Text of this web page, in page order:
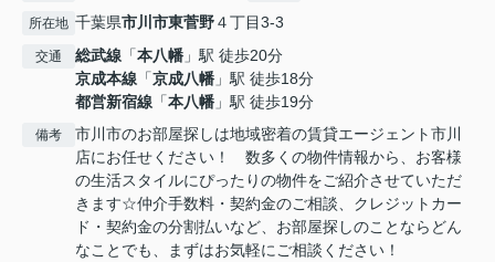
所在地 千葉県市川市東菅野４丁目3-3
交通 総武線 「本八幡 」駅 徒歩20分
京成本線 「京成八幡 」駅 徒歩18分
都営新宿線 「本八幡 」駅 徒歩19分
備考
市川市のお部屋探しは地域密着の賃貸エージェント市川
店にお任せください！ 数多くの物件情報から、お客様
の生活スタイルにぴったりの物件をご紹介させていただ
きます☆仲介手数料・契約金のご相談、クレジットカー
ド・契約金の分割払いなど、お部屋探しのことならどん
なことでも、まずはお気軽にご相談ください！